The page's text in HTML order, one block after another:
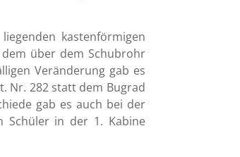
kastenförmigen
dem über dem Schubrohr
Veränderung gab es
Nr. 282 statt dem Bugrad
gab es auch bei der
Schüler in der 1. Kabine